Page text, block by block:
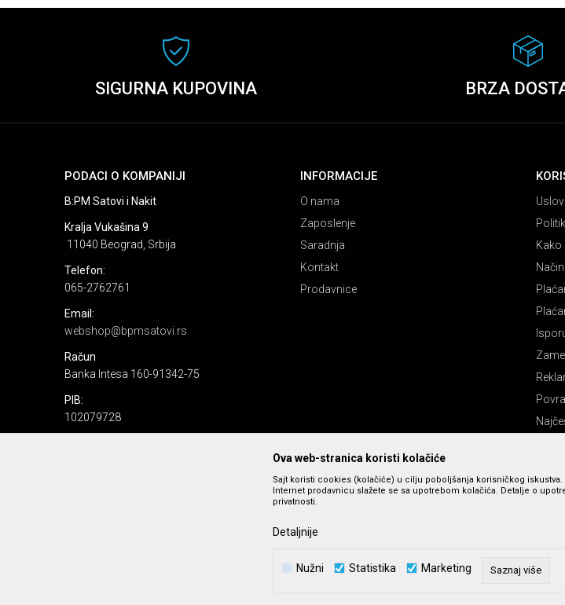
SIGURNA KUPOVINA BRZA
PODACI O KOMPANIJI
B:PM Satovi i Nakit
Kralja Vukašina 9
11040 Beograd, Srbija
Telefon:
065-2762761
Email:
webshop@bpmsatovi.rs
Račun
Banka Intesa 160-91342-75
PIB:
102079728
INFORMACIJE
O nama
Zaposlenje
Saradnja
Kontakt
Prodavnice
Kako
Nastojimo da budemo što precizniji u opisu proizvoda, prikazu slika i cena, ali ne možemo da
Ova web-stranica koristi kolačiće
Sajt koristi cookies (kolačiće) u cilju poboljšanja korisničkog
Internet prodavnicu slažete se sa upotrebom kolačića. Detalje o
privatnosti.
Detaljnije
Nužni Statistika Marketing Saznaj više